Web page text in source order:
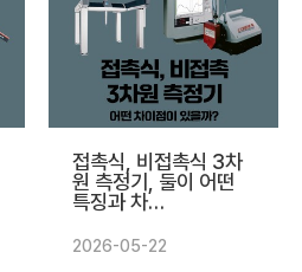
접촉식, 비접촉식 3차
원 측정기, 둘이 어떤
특징과 차…
2026-05-22